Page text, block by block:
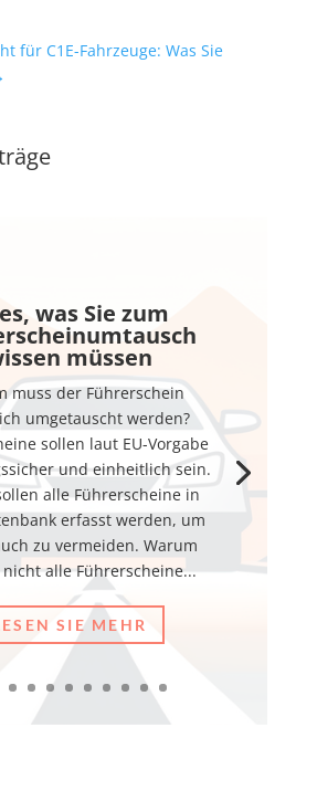
für C1E-Fahrzeuge: Was Sie
was Sie zum
müssen
muss der Führerschein
umgetauscht werden?
sollen laut EU-Vorgabe
und einheitlich sein.
alle Führerscheine in
erfasst werden, um
zu vermeiden. Warum
alle Führerscheine...
SIE MEHR